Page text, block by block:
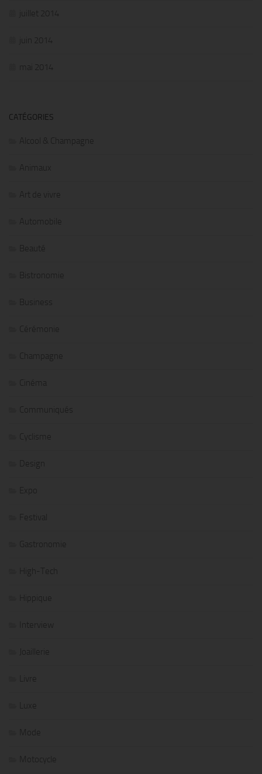
juillet 2014
juin 2014
mai 2014
CATÉGORIES
Alcool & Champagne
Animaux
Art de vivre
Automobile
Beauté
Bistronomie
Business
Cérémonie
Champagne
Cinéma
Communiqués
Cyclisme
Design
Expo
Festival
Gastronomie
High-Tech
Hippique
Interview
Joaillerie
Livre
Luxe
Mode
Motocycle